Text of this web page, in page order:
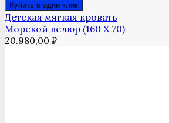
Купить в один клик
Детская мягкая кровать
Морской велюр (160 Х 70)
20.980,00 ₽